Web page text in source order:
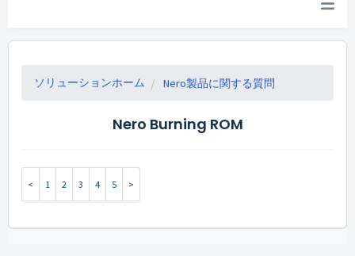
ソリューションホーム Nero製品に関する質問
Nero Burning ROM
1 2 3 4 5